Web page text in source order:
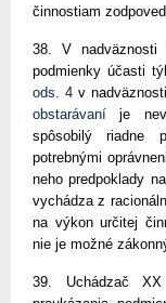
činnostiam
38. V nadväznosti
podmienky účasti
ods. 4 v
obstarávaní je
spôsobilý riadne
potrebnými
neho predpoklady
vychádza z
na výkon určitej
nie je možné
39. Uchádzač